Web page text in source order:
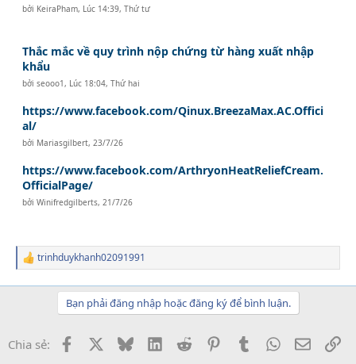
bởi KeiraPham, Lúc 14:39, Thứ tư
Thắc mắc về quy trình nộp chứng từ hàng xuất nhập
khẩu
bởiseooo1 , Lúc 18:04, Thứ hai
https://www.facebook.com/Qinux.BreezaMax.AC.Offici
al/
bởi Mariasgilbert, 23/7/26
https://www.facebook.com/ArthryonHeatReliefCream.
OfficialPage/
bởiWinifredgilberts, 21/7/26
R
a
o
n
trinhduykhanh02091991
Bạn phải đăng nhập hoặc đăng ký để bình luận.
Chia sẻ: Facebook BlueskyLinkedInReddit PinterestTumblrWhatsApp
Email